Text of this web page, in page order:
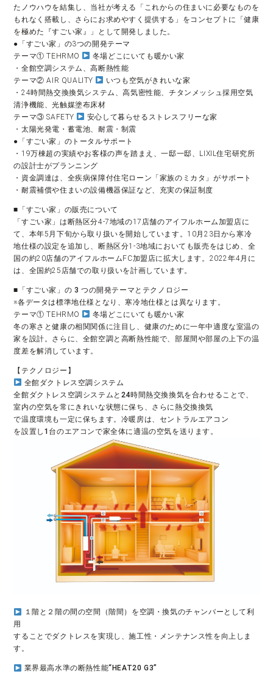
たノウハウを結集し、当社が考える「これからの住まいに必要なものを
もれなく搭載し、さらにお求めやすく提供する」をコンセプトに「健康
を極めた『すごい家』」として開発しました。
●「すごい家」の3つの開発テーマ
テーマ① TEHRMO
冬場どこにいても暖かい家
・全館空調システム、高断熱性能
テーマ② AIR QUALITY
いつも空気がきれいな家
・24時間熱交換換気システム、高気密性能、チタンメッシュ採用空気
清浄機能、光触媒塗布床材
テーマ③ SAFETY
安心して暮らせるストレスフリーな家
・太陽光発電・蓄電池、耐震・制震
●「すごい家」のトータルサポート
・19万棟超の実績やお客様の声を踏まえ、一邸一邸、LIXIL住宅研究所
の設計士がプランニング
・資金調達は、全疾病保障付住宅ローン「家族のミカタ」がサポート
・耐震補償や住まいの設備機器保証など、充実の保証制度
■「すごい家」の販売について
「すごい家」は断熱区分4-7地域の17店舗のアイフルホーム加盟店に
て、本年5月下旬から取り扱いを開始しています。10月23日から寒冷
地仕様の設定を追加し、断熱区分1-3地域においても販売をはじめ、全
国の約20店舗のアイフルホームFC加盟店に拡大します。2022年4月に
は、全国約25店舗での取り扱いを計画しています。
■「すごい家」の 3 つの開発テーマとテクノロジー
※各データは標準地仕様となり、寒冷地仕様とは異なります。
テーマ① TEHRMO
冬場どこにいても暖かい家
冬の寒さと健康の相関関係に注目し、健康のために一年中適度な室温の
家を設計。さらに、全館空調と高断熱性能で、部屋間や部屋の上下の温
度差を解消しています。
全館ダクトレス空調システム
全館ダクトレス空調システムと24時間熱交換換気を合わせることで、
室内の空気を常にきれいな状態に保ち、さらに熱交換換気
で温度環境も一定に保ちます。冷暖房は、セントラルエアコン
を設置し1台のエアコンで家全体に適温の空気を送ります。
１階と２階の間の空間（階間）を空調・換気のチャンバーとして利
用
することでダクトレスを実現し、施工性・メンテナンス性を向上しま
す。
業界最高水準の断熱性能“HEAT20 G3”